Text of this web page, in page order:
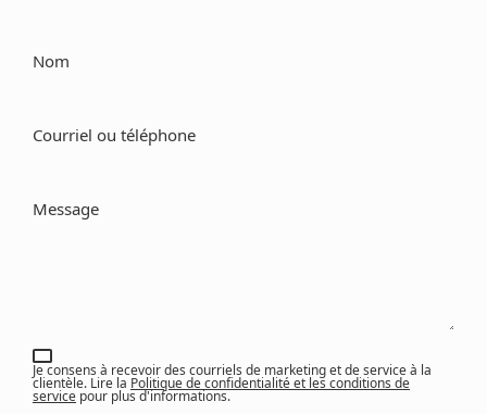
Nom
Courriel ou téléphone
Message
Je consens à recevoir des courriels de marketing et de service à la
clientèle. Lire la Politique de confidentialité et les conditions de
service pour plus d'informations.